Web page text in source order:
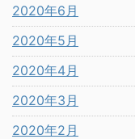
2020年6月
2020年5月
2020年4月
2020年3月
2020年2月